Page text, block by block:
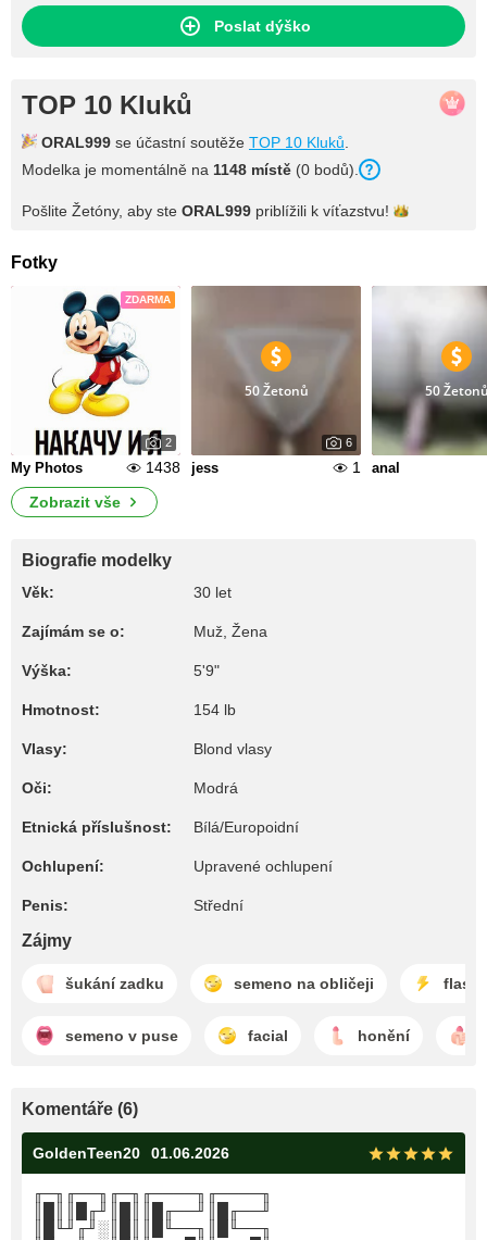
Poslat dýško
TOP 10 Kluků
ORAL999 se účastní soutěže TOP 10 Kluků
Modelka je momentálně na 1148 místě (0 bodů).
Pošlite Žetóny, aby ste ORAL999 priblížili k víťazstvu!
Fotky
ZDARMA
2
My Photos 1438
50 Žetonů
6
jess 1
50
anal
Zobrazit vše
Biografie modelky
Věk: 30 let
Zajímám se o: Muž, Žena
Výška: 5'9"
Hmotnost: 154 lb
Vlasy: Blond vlasy
Oči: Modrá
Etnická příslušnost: Bílá/Europoidní
Ochlupení: Upravené ochlupení
Penis: Střední
Zájmy
šukání zadku semeno na obličeji
semeno v puse facial honění
Komentáře (6)
GoldenTeen20 01.06.2026
╓─╖╓──╖╓─╖╓────╖╓────╖
║█║║█╓╜║█║║█╓──╜║█╓──╜
║█╙╜╓╜░║█║║█╙──╖║█╙──╖